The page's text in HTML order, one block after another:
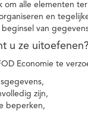
om alle elementen
en
van
u ze uitoefenen?
Economie te
zijn,
beperken,